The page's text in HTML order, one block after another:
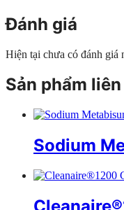
Đánh giá
Hiện tại chưa có đánh giá
Sản phẩm
Sodium